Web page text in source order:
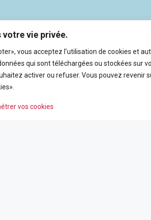
votre vie privée.
vous acceptez l'utilisation de cookies et
qui sont téléchargées ou stockées sur
activer ou refuser. Vous pouvez
vos cookies